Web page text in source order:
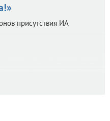
присутствия ИА